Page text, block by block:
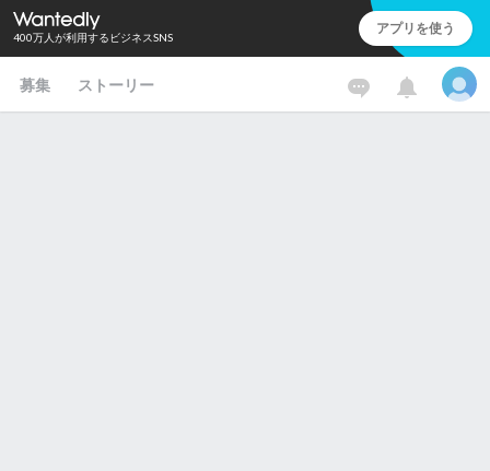
400万人が利用するビジネスSNS アプリを使う
募集 ストーリー